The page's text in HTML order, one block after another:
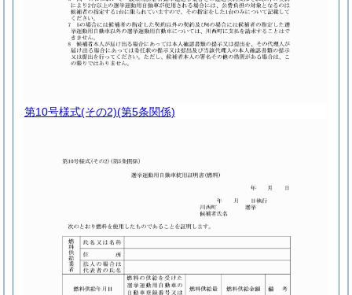
第10号様式(その2)(第5条関係)